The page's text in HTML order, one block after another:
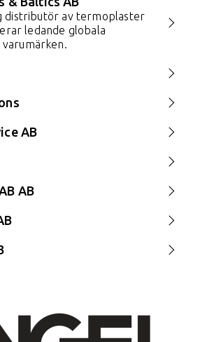
distributör av termoplaster
ledande globala
AB
AB